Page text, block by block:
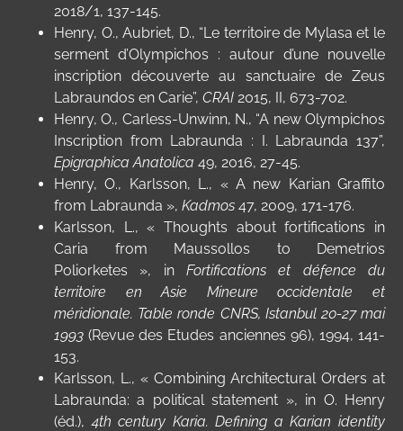
2018/1, 137-145.
Henry, O., Aubriet, D., “Le territoire de Mylasa et le
serment d’Olympichos : autour d’une nouvelle
inscription découverte au sanctuaire de Zeus
Labraundos en Carie”, CRAI 2015, II, 673-702.
Henry, O., Carless-Unwinn, N., “A new Olympichos
Inscription from Labraunda : I. Labraunda 137”,
Epigraphica Anatolica 49, 2016, 27-45.
Henry, O., Karlsson, L., « A new Karian Graffito
from Labraunda », Kadmos 47, 2009, 171-176.
Karlsson, L., « Thoughts about fortifications in
Caria from Maussollos to Demetrios
Poliorketes », in Fortifications et défence du
territoire en Asie Mineure occidentale et
méridionale. Table ronde CNRS, Istanbul 20-27 mai
1993(Revue des Etudes anciennes 96), 1994, 141-
153.
Karlsson, L., « Combining Architectural Orders at
Labraunda: a political statement », in O. Henry
(éd.),4th century Karia. Defining a Karian identity